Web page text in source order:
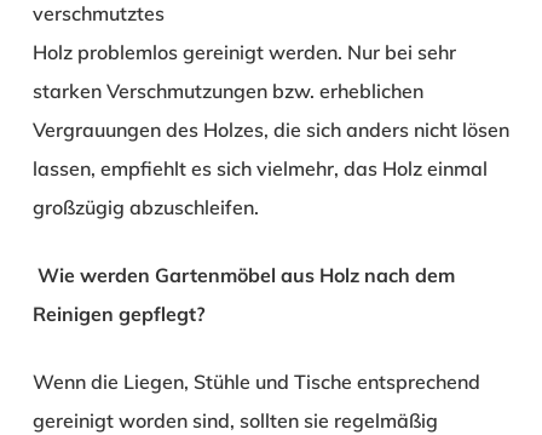
verschmutztes
Holz problemlos gereinigt werden. Nur bei sehr
starken Verschmutzungen bzw. erheblichen
Vergrauungen des Holzes, die sich anders nicht lösen
lassen, empfiehlt es sich vielmehr, das Holz einmal
großzügig abzuschleifen.
Wie werden Gartenmöbel aus Holz nach dem
Reinigen gepflegt?
Wenn die Liegen, Stühle und Tische entsprechend
gereinigt worden sind, sollten sie regelmäßig